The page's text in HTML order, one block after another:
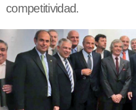
competitividad.